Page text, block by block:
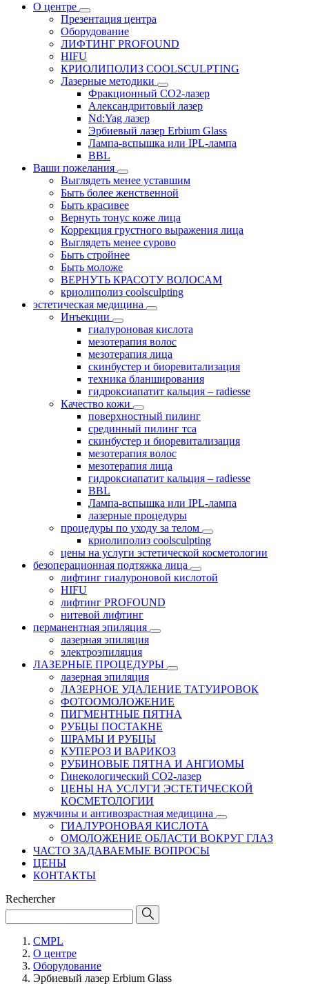
О центре
Презентация центра
Оборудование
ЛИФТИНГ PROFOUND
HIFU
КРИОЛИПОЛИЗ COOLSCULPTING
Лазерные методики
Фракционный CO2-лазер
Александритовый лазер
Nd:Yag лазер
Эрбиевый лазер Erbium Glass
Лампа-вспышка или IPL-лампа
BBL
Ваши пожелания
Выглядеть менее уставшим
Быть более женственной
Быть красивее
Вернуть тонус коже лица
Коррекция грустного выражения лица
Выглядеть менее сурово
Быть стройнее
Быть моложе
ВЕРНУТЬ КРАСОТУ ВОЛОСАМ
криолиполиз coolsculpting
эстетическая медицина
Инъекции
гиалуроновая кислота
мезотерапия волос
мезотерапия лица
скинбустер и биоревитализация
техника бланширования
гидроксиапатит кальция – radiesse
Качество кожи
поверхностный пилинг
срединный пилинг тса
скинбустер и биоревитализация
мезотерапия волос
мезотерапия лица
гидроксиапатит кальция – radiesse
BBL
Лампа-вспышка или IPL-лампа
лазерные процедуры
процедуры по уходу за телом
криолиполиз coolsculpting
цены на услуги эстетической косметологии
безоперационная подтяжка лица
лифтинг гиалуроновой кислотой
HIFU
лифтинг PROFOUND
нитевой лифтинг
перманентная эпиляция
лазерная эпиляция
электроэпиляция
ЛАЗЕРНЫЕ ПРОЦЕДУРЫ
лазерная эпиляция
ЛАЗЕРНОЕ УДАЛЕНИЕ ТАТУИРОВОК
ФОТООМОЛОЖЕНИЕ
ПИГМЕНТНЫЕ ПЯТНА
РУБЦЫ ПОСТАКНЕ
ШРАМЫ И РУБЦЫ
КУПЕРОЗ И ВАРИКОЗ
РУБИНОВЫЕ ПЯТНА И АНГИОМЫ
Гинекологический CO2-лазер
ЦЕНЫ НА УСЛУГИ ЭСТЕТИЧЕСКОЙ
КОСМЕТОЛОГИИ
мужчины и антивозрастная медицина
ГИАЛУРОНОВАЯ КИСЛОТА
ОМОЛОЖЕНИЕ ОБЛАСТИ ВОКРУГ ГЛАЗ
ЧАСТО ЗАДАВАЕМЫЕ ВОПРОСЫ
ЦЕНЫ
КОНТАКТЫ
Rechercher
CMPL
О центре
Оборудование
Эрбиевый лазер Erbium Glass